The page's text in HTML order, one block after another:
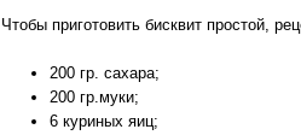
Чтобы приготовить бисквит простой,
200 гр. сахара;
200 гр.муки;
6 куриных яиц;